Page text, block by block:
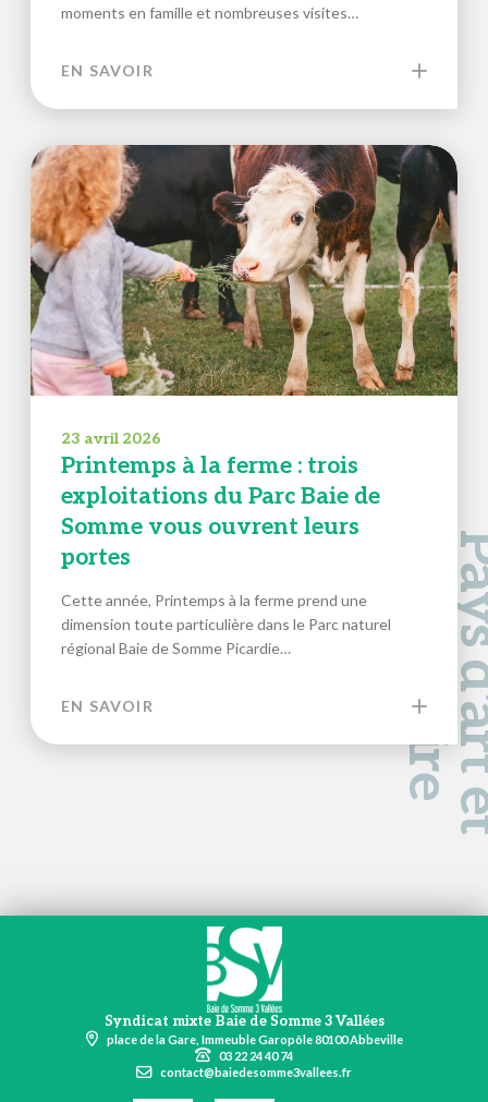
moments en famille et nombreuses visites…
EN SAVOIR
23 avril 2026
Printemps à la ferme : trois
exploitations du Parc Baie de
Somme vous ouvrent leurs
portes
Cette année, Printemps à la ferme prend une
dimension toute particulière dans le Parc naturel
régional Baie de Somme Picardie…
EN SAVOIR a
d
e
Syndicat mixte Baie de Somme 3 Vallées
place de la Gare, Immeuble Garopôle 80100 Abbeville
03 22 24 40 74
contact@baiedesomme3vallees.fr